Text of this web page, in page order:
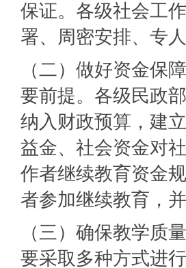
保证。各级社会工
署、周密安排、专
（二）做好资金保
要前提。各级民政
纳入财政预算，建
益金、社会资金对
作者继续教育资金
者参加继续教育，
（三）确保教学质
要采取多种方式进